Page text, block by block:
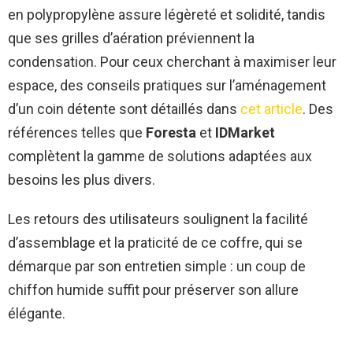
en polypropylène assure légèreté et solidité, tandis
que ses grilles d’aération préviennent la
condensation. Pour ceux cherchant à maximiser leur
espace, des conseils pratiques sur l’aménagement
d’un coin détente sont détaillés dans cet article. Des
références telles que Foresta et IDMarket
complètent la gamme de solutions adaptées aux
besoins les plus divers.
Les retours des utilisateurs soulignent la facilité
d’assemblage et la praticité de ce coffre, qui se
démarque par son entretien simple : un coup de
chiffon humide suffit pour préserver son allure
élégante.